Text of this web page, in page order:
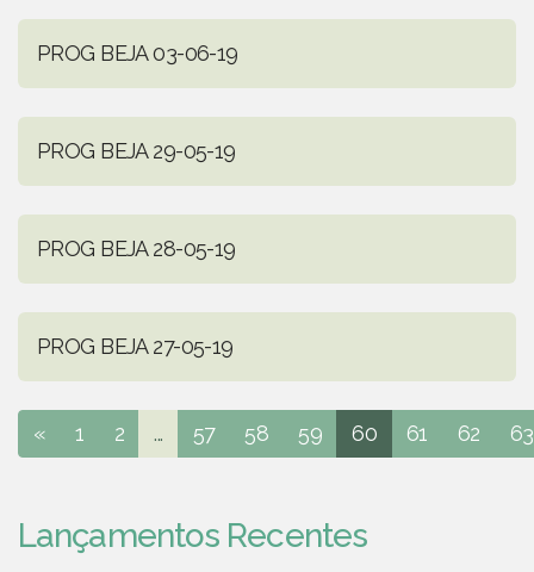
PROG BEJA 03-06-19
PROG BEJA 29-05-19
PROG BEJA 28-05-19
PROG BEJA 27-05-19
« 1 2 ... 57 58 59 60 61 62 63
Lançamentos Recentes